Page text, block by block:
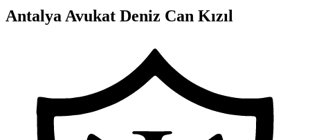
Antalya Avukat Deniz Can Kızıl